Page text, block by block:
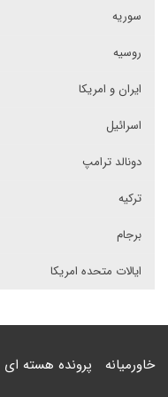
سوریه
روسیه
ایران و امریکا
اسرائیل
دونالد ترامپ
ترکیه
برجام
ایالات متحده امریکا
خاورمیانه پرونده هسته ای